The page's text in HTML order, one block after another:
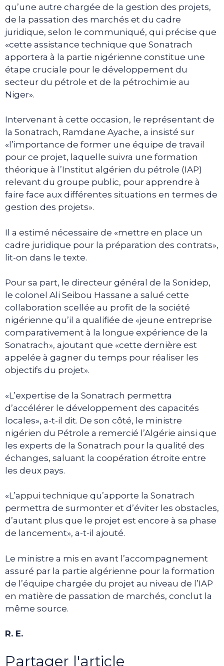
qu’une autre chargée de la gestion des projets,
de la passation des marchés et du cadre
juridique, selon le communiqué, qui précise que
«cette assistance technique que Sonatrach
apportera à la partie nigérienne constitue une
étape cruciale pour le développement du
secteur du pétrole et de la pétrochimie au
Niger».
Intervenant à cette occasion, le représentant de
la Sonatrach, Ramdane Ayache, a insisté sur
«l’importance de former une équipe de travail
pour ce projet, laquelle suivra une formation
théorique à l’Institut algérien du pétrole (IAP)
relevant du groupe public, pour apprendre à
faire face aux différentes situations en termes de
gestion des projets».
Il a estimé nécessaire de «mettre en place un
cadre juridique pour la préparation des contrats»,
lit-on dans le texte.
Pour sa part, le directeur général de la Sonidep,
le colonel Ali Seibou Hassane a salué cette
collaboration scellée au profit de la société
nigérienne qu’il a qualifiée de «jeune entreprise
comparativement à la longue expérience de la
Sonatrach», ajoutant que «cette dernière est
appelée à gagner du temps pour réaliser les
objectifs du projet».
«L’expertise de la Sonatrach permettra
d’accélérer le développement des capacités
locales», a-t-il dit. De son côté, le ministre
nigérien du Pétrole a remercié l’Algérie ainsi que
les experts de la Sonatrach pour la qualité des
échanges, saluant la coopération étroite entre
les deux pays.
«L’appui technique qu’apporte la Sonatrach
permettra de surmonter et d’éviter les obstacles,
d’autant plus que le projet est encore à sa phase
de lancement», a-t-il ajouté.
Le ministre a mis en avant l’accompagnement
assuré par la partie algérienne pour la formation
de l’équipe chargée du projet au niveau de l’IAP
en matière de passation de marchés, conclut la
même source.
R. E.
Partager l'article